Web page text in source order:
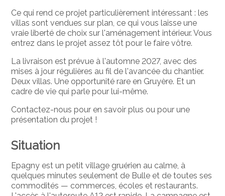
Ce qui rend ce projet particulièrement intéressant : les
villas sont vendues sur plan, ce qui vous laisse une
vraie liberté de choix sur l'aménagement intérieur. Vous
entrez dans le projet assez tôt pour le faire vôtre.
La livraison est prévue à l'automne 2027, avec des
mises à jour régulières au fil de l'avancée du chantier.
Deux villas. Une opportunité rare en Gruyère. Et un
cadre de vie qui parle pour lui-même.
Contactez-nous pour en savoir plus ou pour une
présentation du projet !
Situation
Epagny est un petit village gruérien au calme, à
quelques minutes seulement de Bulle et de toutes ses
commodités — commerces, écoles et restaurants.